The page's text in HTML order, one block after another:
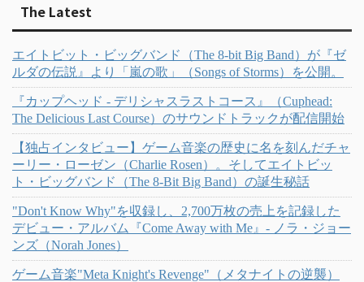
The Latest
エイトビット・ビッグバンド（The 8-bit Big Band）が『ゼ
ルダの伝説』より「嵐の歌」（Songs of Storms）を公開。
『カップヘッド - デリシャスラストコース』（Cuphead:
The Delicious Last Course）のサウンドトラックが配信開始
【独占インタビュー】ゲーム音楽の歴史に名を刻んだチャ
ーリー・ローゼン（Charlie Rosen）。そしてエイトビッ
ト・ビッグバンド（The 8-Bit Big Band）の誕生秘話
"Don't Know Why"を収録し、2,700万枚の売上を記録した
デビュー・アルバム『Come Away with Me』- ノラ・ジョー
ンズ（Norah Jones）
ゲーム音楽"Meta Knight's Revenge"（メタナイトの逆襲）